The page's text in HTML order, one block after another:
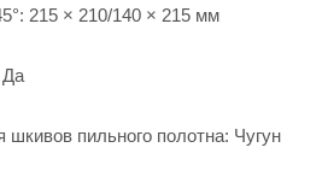
215 × 210/140 × 215 мм
шкивов пильного полотна: Чугун